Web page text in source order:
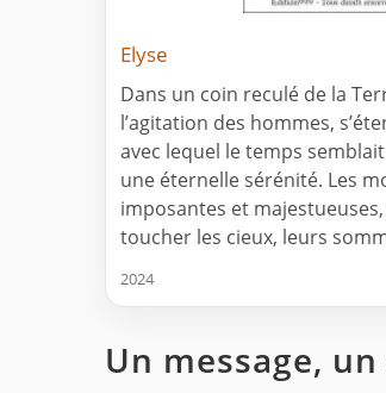
Elyse
Dans un coin reculé de la
l’agitation des hommes,
avec lequel le temps
une éternelle sérénité. Les
imposantes et
toucher les cieux, leurs
2024
Un message,